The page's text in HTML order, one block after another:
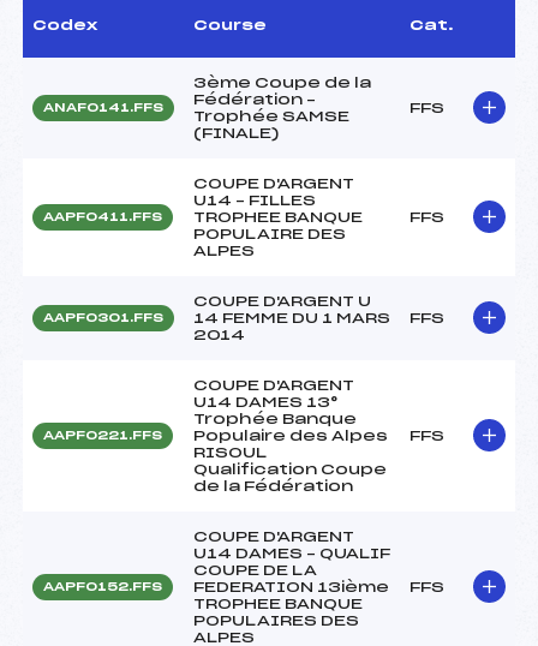
Codex Course Cat.
ANAF0141.FFS
3ème Coupe de la
Fédération –
Trophée SAMSE
(FINALE)
FFS
AAPF0411.FFS
COUPE D'ARGENT
U14 – FILLES
TROPHEE BANQUE
POPULAIRE DES
ALPES
FFS
AAPF0301.FFS
COUPE D'ARGENT U
14 FEMME DU 1 MARS
2014
FFS
AAPF0221.FFS
COUPE D'ARGENT
U14 DAMES 13°
Trophée Banque
Populaire des Alpes
RISOUL
Qualification Coupe
de la Fédération
FFS
AAPF0152.FFS
COUPE D'ARGENT
U14 DAMES – QUALIF
COUPE DE LA
FEDERATION 13ième
TROPHEE BANQUE
POPULAIRES DES
ALPES
FFS